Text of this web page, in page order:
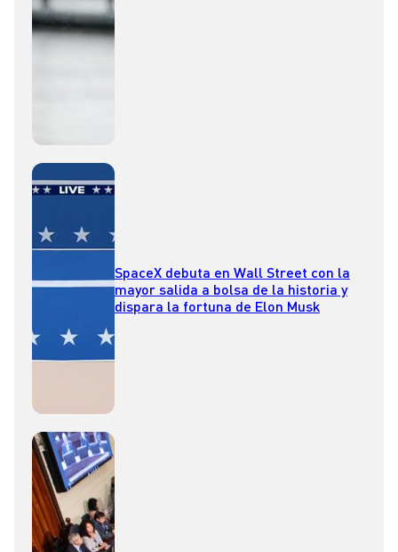
SpaceX debuta en Wall Street con la
mayor salida a bolsa de la historia y
dispara la fortuna de Elon Musk